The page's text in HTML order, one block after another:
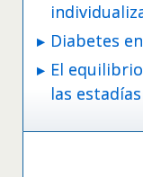
Diabetes
El
las